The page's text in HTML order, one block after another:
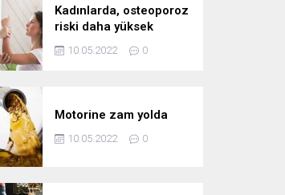
Kadınlarda, osteoporoz
riski daha yüksek
10.05.2022 0
Motorine zam yolda
10.05.2022 0